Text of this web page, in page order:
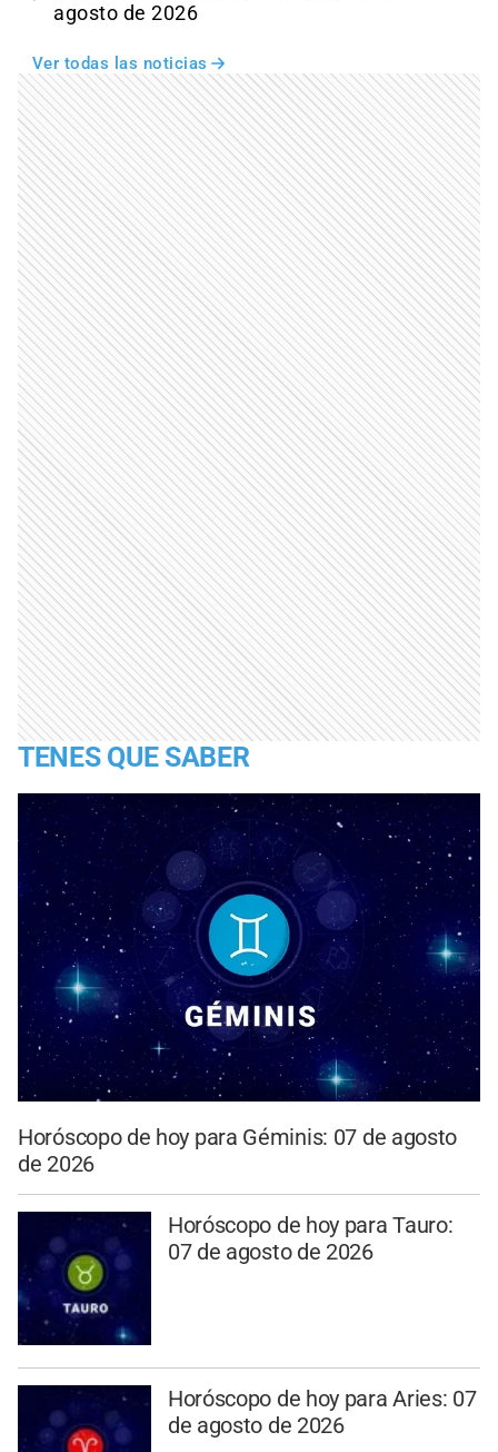
agosto de 2026
Ver todas las noticias
TENES QUE SABER
Horóscopo de hoy para Géminis: 07 de agosto
de 2026
Horóscopo de hoy para Tauro:
07 de agosto de 2026
Horóscopo de hoy para Aries: 07
de agosto de 2026